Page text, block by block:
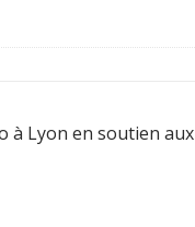
à Lyon en soutien aux